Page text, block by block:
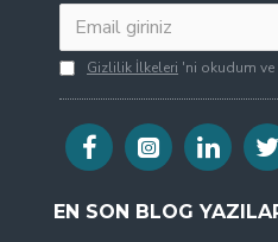
Gizlilik İlkeleri 'ni okudum
EN SON BLOG